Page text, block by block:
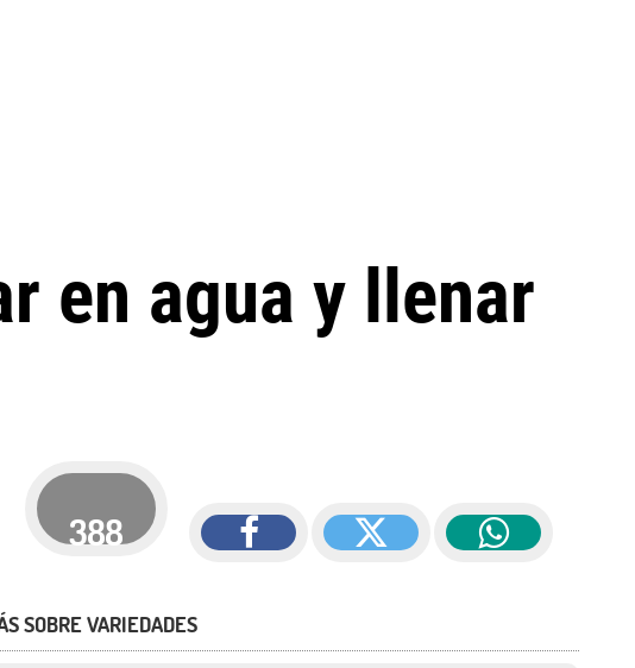
en agua y llenar
388
SOBRE VARIEDADES